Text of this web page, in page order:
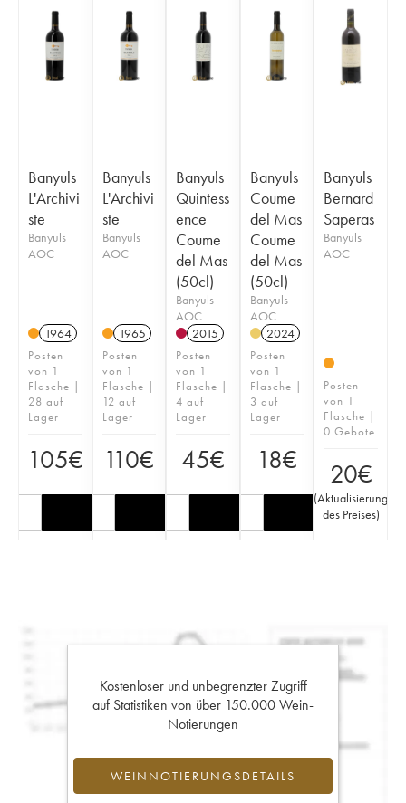
Banyuls
L'Archivi
ste
Banyuls
AOC
1964
Posten
von 1
Flasche |
28 auf
Lager
105€
Banyuls
L'Archivi
ste
Banyuls
AOC
1965
Posten
von 1
Flasche |
12 auf
Lager
110€
Banyuls
Quintess
ence
Coume
del Mas
(50cl)
Banyuls
AOC
2015
Posten
von 1
Flasche |
4 auf
Lager
45€
Banyuls
Coume
del Mas
Coume
del Mas
(50cl)
Banyuls
AOC
2024
Posten
von 1
Flasche |
3 auf
Lager
18€
Banyuls
Bernard
Saperas
Banyuls
AOC
Posten
von 1
Flasche |
0 Gebote
20€
(Aktualisierung
des Preises)
Kostenloser und unbegrenzter Zugriff
auf Statistiken von über 150.000 Wein-
Notierungen
WEINNOTIERUNGSDETAILS